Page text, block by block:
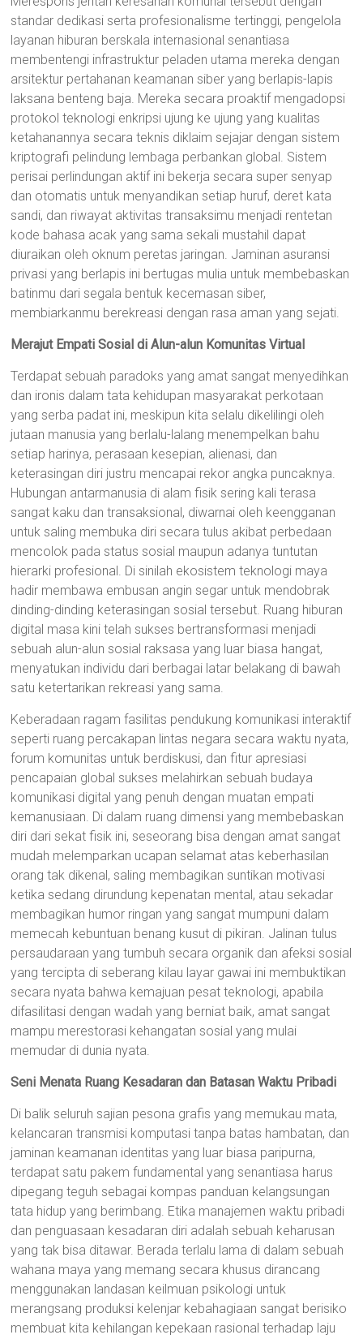
standar dedikasi serta profesionalisme tertinggi, pengelola
layanan hiburan berskala internasional senantiasa
membentengi infrastruktur peladen utama mereka dengan
arsitektur pertahanan keamanan siber yang berlapis-lapis
laksana benteng baja. Mereka secara proaktif mengadopsi
protokol teknologi enkripsi ujung ke ujung yang kualitas
ketahanannya secara teknis diklaim sejajar dengan sistem
kriptografi pelindung lembaga perbankan global. Sistem
perisai perlindungan aktif ini bekerja secara super senyap
dan otomatis untuk menyandikan setiap huruf, deret kata
sandi, dan riwayat aktivitas transaksimu menjadi rentetan
kode bahasa acak yang sama sekali mustahil dapat
diuraikan oleh oknum peretas jaringan. Jaminan asuransi
privasi yang berlapis ini bertugas mulia untuk membebaskan
batinmu dari segala bentuk kecemasan siber,
membiarkanmu berekreasi dengan rasa aman yang sejati.
Merajut Empati Sosial di Alun-alun Komunitas Virtual
Terdapat sebuah paradoks yang amat sangat menyedihkan
dan ironis dalam tata kehidupan masyarakat perkotaan
yang serba padat ini, meskipun kita selalu dikelilingi oleh
jutaan manusia yang berlalu-lalang menempelkan bahu
setiap harinya, perasaan kesepian, alienasi, dan
keterasingan diri justru mencapai rekor angka puncaknya.
Hubungan antarmanusia di alam fisik sering kali terasa
sangat kaku dan transaksional, diwarnai oleh keengganan
untuk saling membuka diri secara tulus akibat perbedaan
mencolok pada status sosial maupun adanya tuntutan
hierarki profesional. Di sinilah ekosistem teknologi maya
hadir membawa embusan angin segar untuk mendobrak
dinding-dinding keterasingan sosial tersebut. Ruang hiburan
digital masa kini telah sukses bertransformasi menjadi
sebuah alun-alun sosial raksasa yang luar biasa hangat,
menyatukan individu dari berbagai latar belakang di bawah
satu ketertarikan rekreasi yang sama.
Keberadaan ragam fasilitas pendukung komunikasi interaktif
seperti ruang percakapan lintas negara secara waktu nyata,
forum komunitas untuk berdiskusi, dan fitur apresiasi
pencapaian global sukses melahirkan sebuah budaya
komunikasi digital yang penuh dengan muatan empati
kemanusiaan. Di dalam ruang dimensi yang membebaskan
diri dari sekat fisik ini, seseorang bisa dengan amat sangat
mudah melemparkan ucapan selamat atas keberhasilan
orang tak dikenal, saling membagikan suntikan motivasi
ketika sedang dirundung kepenatan mental, atau sekadar
membagikan humor ringan yang sangat mumpuni dalam
memecah kebuntuan benang kusut di pikiran. Jalinan tulus
persaudaraan yang tumbuh secara organik dan afeksi sosial
yang tercipta di seberang kilau layar gawai ini membuktikan
secara nyata bahwa kemajuan pesat teknologi, apabila
difasilitasi dengan wadah yang berniat baik, amat sangat
mampu merestorasi kehangatan sosial yang mulai
memudar di dunia nyata.
Seni Menata Ruang Kesadaran dan Batasan Waktu Pribadi
Di balik seluruh sajian pesona grafis yang memukau mata,
kelancaran transmisi komputasi tanpa batas hambatan, dan
jaminan keamanan identitas yang luar biasa paripurna,
terdapat satu pakem fundamental yang senantiasa harus
dipegang teguh sebagai kompas panduan kelangsungan
tata hidup yang berimbang. Etika manajemen waktu pribadi
dan penguasaan kesadaran diri adalah sebuah keharusan
yang tak bisa ditawar. Berada terlalu lama di dalam sebuah
wahana maya yang memang secara khusus dirancang
menggunakan landasan keilmuan psikologi untuk
merangsang produksi kelenjar kebahagiaan sangat berisiko
membuat kita kehilangan kepekaan rasional terhadap laju